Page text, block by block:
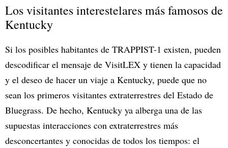
Los visitantes interestelares más famosos de
Kentucky
Si los posibles habitantes de TRAPPIST-1 existen, pueden
descodificar el mensaje de VisitLEX y tienen la capacidad
y el deseo de hacer un viaje a Kentucky, puede que no
sean los primeros visitantes extraterrestres del Estado de
Bluegrass. De hecho, Kentucky ya alberga una de las
supuestas interacciones con extraterrestres más
desconcertantes y conocidas de todos los tiempos: el